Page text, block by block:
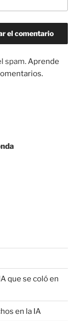
spam.Aprende
que se coló en
en la IA